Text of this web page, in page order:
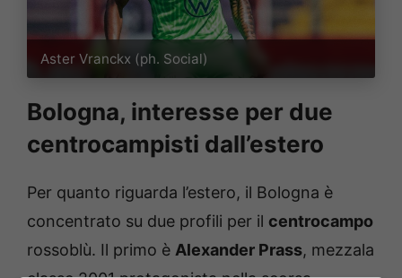
Aster Vranckx (ph. Social)
Bologna, interesse per due
centrocampisti dall’estero
Per quanto riguarda l’estero, il Bologna è
concentrato su due profili per il centrocampo
rossoblù. Il primo è Alexander Prass, mezzala